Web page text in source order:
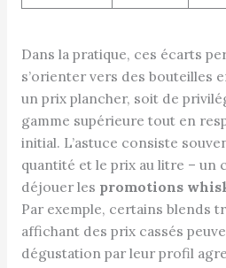
Dans la pratique, ces écarts
s’orienter vers des bouteilles
un prix plancher, soit de
gamme supérieure tout en
initial. L’astuce consiste
quantité et le prix au litre – un
déjouer les promotions
Par exemple, certains blends
affichant des prix cassés
dégustation par leur profil